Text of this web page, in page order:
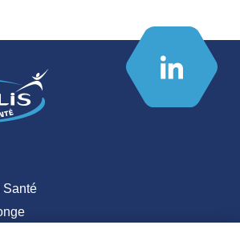
Santé